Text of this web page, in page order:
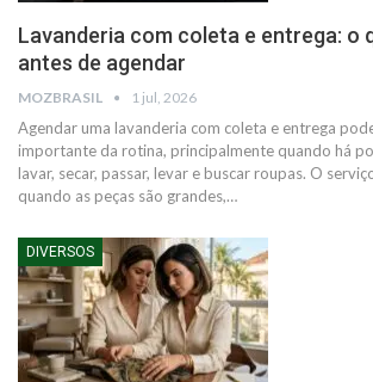
Lavanderia com coleta e entrega: o
antes de agendar
MOZBRASIL 1 jul, 2026
Agendar uma lavanderia com coleta e entrega
importante da rotina, principalmente quando há
lavar, secar, passar, levar e buscar roupas. O
quando as peças são grandes,…
DIVERSOS